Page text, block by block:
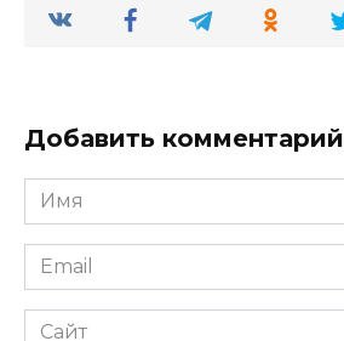
Добавить комментарий
Имя
*
Email
*
Сайт